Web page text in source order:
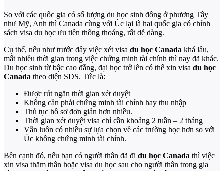
So với các quốc gia có số lượng du học sinh đông ở phương Tây
như Mỹ, Anh thì Canada cùng với Úc lại là hai quốc gia có chính
sách visa du học ưu tiên thông thoáng, rất dễ dàng.
Cụ thể, nếu như trước đây việc xét visa du học Canada khá lâu,
mất nhiều thời gian trong việc chứng minh tài chính thì nay đã khác.
Du học sinh từ bậc cao đẳng, đại học trở lên có thể xin visa du học
Canada theo diện SDS. Tức là:
Được rút ngắn thời gian xét duyệt
Không cần phải chứng minh tài chính hay thu nhập
Thủ tục hồ sơ đơn giản hơn nhiều.
Thời gian xét duyệt visa chỉ cần khoảng 2 tuần – 2 tháng
Vẫn luôn có nhiều sự lựa chọn về các trường học hơn so với
Úc không chứng minh tài chính.
Bên cạnh đó, nếu bạn có người thân đã đi du học Canada thì việc
xin visa thăm thân hoặc visa du học sau cho người thân trong gia